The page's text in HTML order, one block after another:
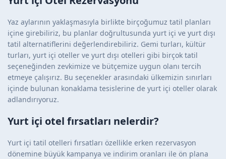
Yaz aylarının yaklaşmasıyla birlikte birçoğumuz tatil planları
içine girebiliriz, bu planlar doğrultusunda yurt içi ve yurt dışı
tatil alternatiflerini değerlendirebiliriz. Gemi turları, kültür
turları, yurt içi oteller ve yurt dışı otelleri gibi birçok tatil
seçeneğinden zevkimize ve bütçemize uygun olanı tercih
etmeye çalışırız. Bu seçenekler arasındaki ülkemizin sınırları
içinde bulunan konaklama tesislerine de yurt içi oteller olarak
adlandırıyoruz.
Yurt içi otel fırsatları nelerdir?
Yurt içi tatil otelleri fırsatları özellikle erken rezervasyon
dönemine büyük kampanya ve indirim oranları ile ön plana